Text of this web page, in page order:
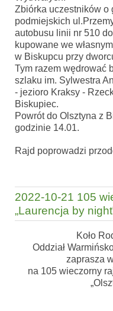
Zbiórka uczestników o
podmiejskich
autobusu linii nr 510
kupowane we
w Biskupcu przy
Tym razem wędrować
szlaku im. Sylwestra
- jezioro Kraksy -
Biskupiec.
Powrót do Olsztyna z
godzinie 14.01.
Rajd poprowadzi
2022-10-21 105
„Laurencja by
Koło
Oddział
zaprasza
na 105 wieczorny